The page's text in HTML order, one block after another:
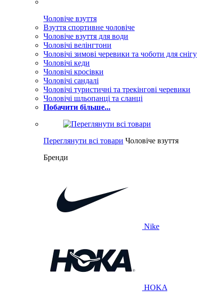
Чоловіче взуття
Взуття спортивне чоловіче
Чоловіче взуття для води
Чоловічі велінгтони
Чоловічі зимові черевики та чоботи для снігу
Чоловічі кеди
Чоловічі кросівки
Чоловічі сандалі
Чоловічі туристичні та трекінгові черевики
Чоловічі шльопанці та сланці
Побачити більше...
Переглянути всі товари Чоловіче взуття
Бренди
Nike
HOKA